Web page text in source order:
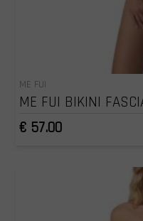
ME FUI
ME FUI BIKINI
€ 57.00